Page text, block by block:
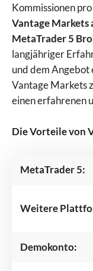
Kommissionen
Vantage
MetaTrader 5
langjähriger
und dem Angebot
Vantage Markets
einen erfahrenen
Die Vorteile von
MetaTrader 5:
Weitere
Demokonto: